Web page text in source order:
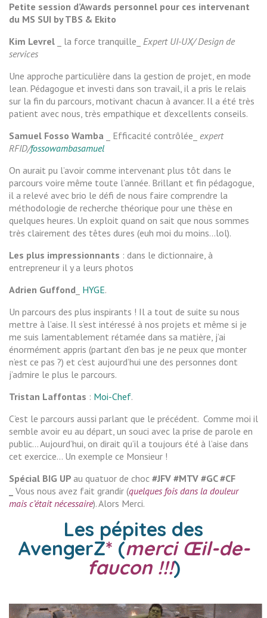
Petite session d’Awards personnel pour ces intervenant
du MS SUI by TBS & Ekito
Kim Levrel _ la force tranquille_ Expert UI-UX/ Design de
services
Une approche particulière dans la gestion de projet, en mode
lean. Pédagogue et investi dans son travail, il a pris le relais
sur la fin du parcours, motivant chacun à avancer. Il a été très
patient avec nous, très empathique et d’excellents conseils.
Samuel Fosso Wamba _ Efficacité contrôlée_ expert
RFID/fossowambasamuel
On aurait pu l’avoir comme intervenant plus tôt dans le
parcours voire même toute l’année. Brillant et fin pédagogue,
il a relevé avec brio le défi de nous faire comprendre la
méthodologie de recherche théorique pour une thèse en
quelques heures. Un exploit quand on sait que nous sommes
très clairement des têtes dures (euh moi du moins…lol).
Les plus impressionnants : dans le dictionnaire, à
entrepreneur il y a leurs photos
Adrien Guffond HYGE.
Un parcours des plus inspirants ! Il a tout de suite su nous
mettre à l’aise. Il s’est intéressé à nos projets et même si je
me suis lamentablement rétamée dans sa matière, j’ai
énormément appris (partant d’en bas je ne peux que monter
n’est ce pas ?) et c’est aujourd’hui une des personnes dont
j’admire le plus le parcours.
Tristan Laffontas : Moi-Chef.
C’est le parcours aussi parlant que le précédent. Comme moi il
semble avoir eu au départ, un souci avec la prise de parole en
public… Aujourd’hui, on dirait qu’il a toujours été à l’aise dans
cet exercice… Un exemple ce Monsieur !
Spécial BIG UP au quatuor de choc #JFV #MTV #GC #CF
Vous nous avez fait grandir (quelques fois dans la douleur
mais c’était nécessaire). Alors Merci.
Les pépites des
AvengerZ* (merci Œil-de-
faucon !!!)